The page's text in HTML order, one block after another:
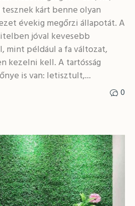
kárt benne olyan
évekig megőrzi állapotát. A
jóval kevesebb
mint például a fa változat,
kezelni kell. A tartósság
is van: letisztult,...
0